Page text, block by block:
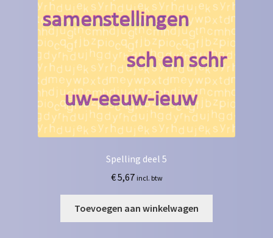
Spelling deel 5
€5,67 incl. btw
Toevoegen aan winkelwagen